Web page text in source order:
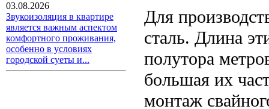
03.08.2026
Звукоизоляция в квартире
является важным аспектом
комфортного проживания,
особенно в условиях
городской суеты и...
Для
сталь. Длина
полутора
большая их
монтаж